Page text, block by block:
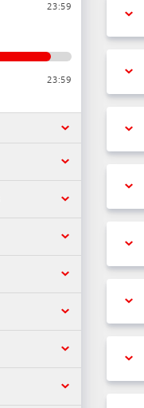
23:59
23:59